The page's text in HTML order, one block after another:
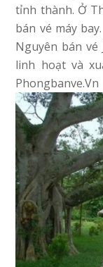
tỉnh thành. Ở
bán vé máy
Nguyên bán
linh hoạt và
Phongbanve.Vn